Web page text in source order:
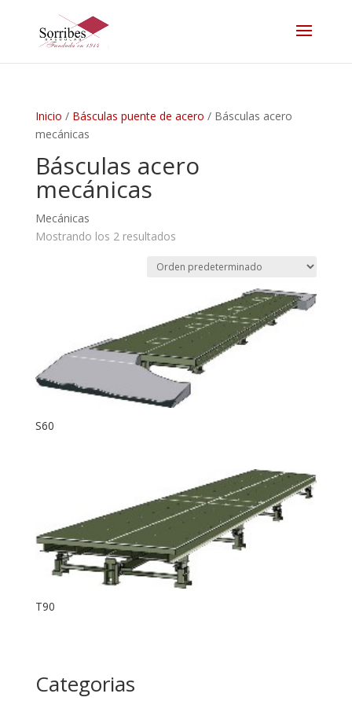
Inicio / Básculas puente de acero / Básculas acero
mecánicas
Básculas acero
mecánicas
Mecánicas
Mostrando los 2 resultados
S60
T90
Categorias